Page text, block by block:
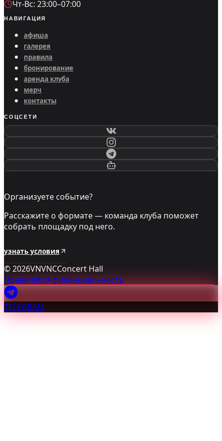
Чт-Вс: 23:00–07:00
НАВИГАЦИЯ
афиша
галерея
правила
бронирование
аренда клуба
мерч
контакты
СОЦСЕТИ
Организуете событие?
Расскажите о формате — команда клуба поможет
собрать площадку под него.
узнать условия
©2026VNVNCConcert Hall
ПравилаКонфиденциальность
TELEGRAM